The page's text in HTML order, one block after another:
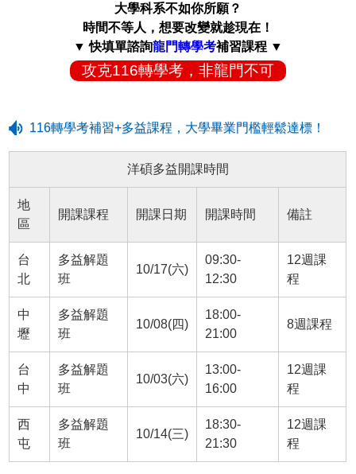
大學科系不如你所願？
時間不等人，想要改變就趁現在！
▼ 快填單諮詢龍門轉學考補習課程 ▼
攻克116轉學考，非龍門不可
116轉學考補習+多益課程，大學畢業門檻輕鬆達標！
洋碩多益開課時間
地
區
開課課程 開課日期 開課時間 備註
台
北
多益解題
班
10/17(六)
09:30-
12:30
12週課
程
中
壢
多益解題
班
10/08(四)
18:00-
21:00
8週課程
台
中
多益解題
班
10/03(六)
13:00-
16:00
12週課
程
西
屯
多益解題
班
10/14(三)
18:30-
21:30
12週課
程